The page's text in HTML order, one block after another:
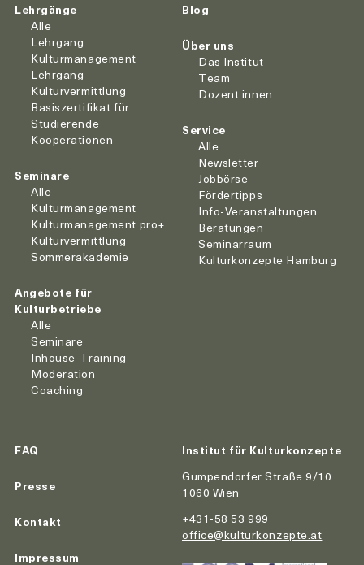
Lehrgänge
Alle
Lehrgang
Kulturmanagement
Lehrgang
Kulturvermittlung
Basiszertifikat für
Studierende
Kooperationen
Seminare
Alle
Kulturmanagement
Kulturmanagement pro+
Kulturvermittlung
Sommerakademie
Angebote für
Kulturbetriebe
Alle
Seminare
Inhouse-Training
Moderation
Coaching
Blog
Über uns
Das Institut
Team
Dozent:innen
Service
Alle
Newsletter
Jobbörse
Fördertipps
Info-Veranstaltungen
Beratungen
Seminarraum
Kulturkonzepte Hamburg
FAQ
Presse
Kontakt
Impressum
Institut für Kulturkonzepte
Gumpendorfer Straße 9/10
1060 Wien
+431-58 53 999
office@kulturkonzepte.at